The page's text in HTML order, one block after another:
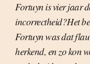
Fortuyn is vier jaar
incorrectheid?Het
Fortuyn was dat
herkend, en zo kon